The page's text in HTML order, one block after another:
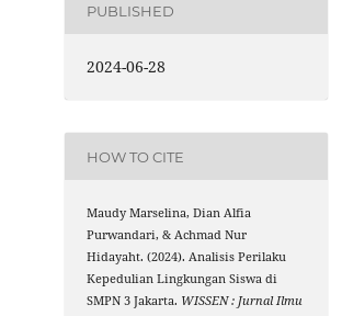
PUBLISHED
2024-06-28
HOW TO CITE
Maudy Marselina, Dian Alfia
Purwandari, & Achmad Nur
Hidayaht. (2024). Analisis Perilaku
Kepedulian Lingkungan Siswa di
SMPN 3 Jakarta. WISSEN : Jurnal Ilmu